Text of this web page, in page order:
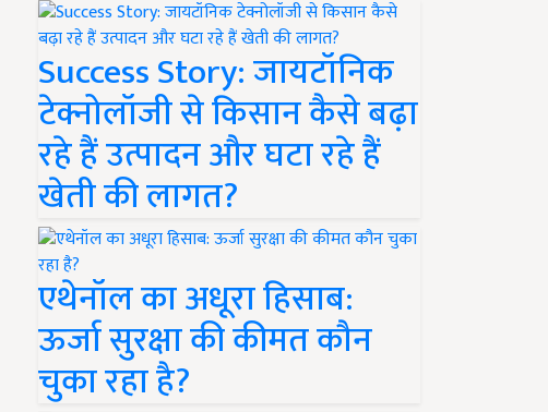
Success Story: जायटॉनिक
टेक्नोलॉजी से किसान कैसे बढ़ा
रहे हैं उत्पादन और घटा रहे हैं
खेती की लागत?
एथेनॉल का अधूरा हिसाब:
ऊर्जा सुरक्षा की कीमत कौन
चुका रहा है?